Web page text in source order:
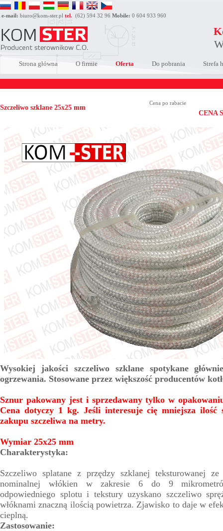
e-mail: biuro@kom-ster.pl tel. (62) 594 32 96 Mobile: 0 604 933 960
Strona główna O firmie Oferta Do pobrania Strefa
Cena po rabacie
CENA
Szczeliwo szklane 25x25 mm
Wysokiej jakości szczeliwo szklane spotykane
ogrzewania. Stosowane przez większość producentów
Sznur pakowany jest i sprzedawany tylko w
Cena dotyczy 1 kg. Jeśli interesuje cię mniejsza ilość
zakupu szczeliwa na metry.
Wymiar 25x25 mm
Charakterystyka:
Szczeliwo splatane z przędzy szklanej teksturowanej
nominalnej włókien w zakresie 6 do 9
odpowiedniego splotu i tekstury uzyskano szczeliwo
włóknami znaczną ilością powietrza. Zjawisko to daje w
cieplną.
Zastosowanie: